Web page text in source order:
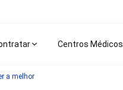
Centros Médicos
a melhor